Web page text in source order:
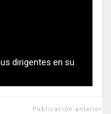
dirigentes en su
Publicación anterior